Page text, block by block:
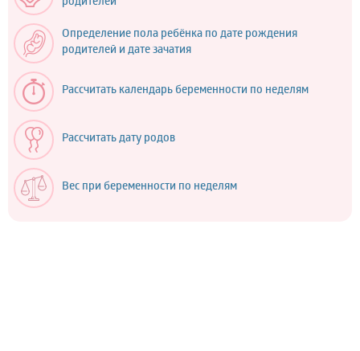
родителей
Определение пола ребёнка по дате рождения
родителей и дате зачатия
Рассчитать календарь беременности по неделям
Рассчитать дату родов
Вес при беременности по неделям